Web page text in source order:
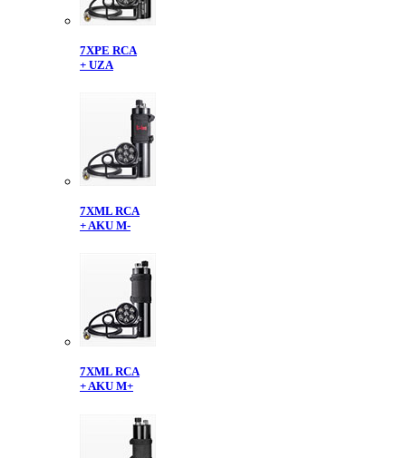
7XPE RCA
+ UZA
7XML RCA
+ AKU M-
7XML RCA
+ AKU M+